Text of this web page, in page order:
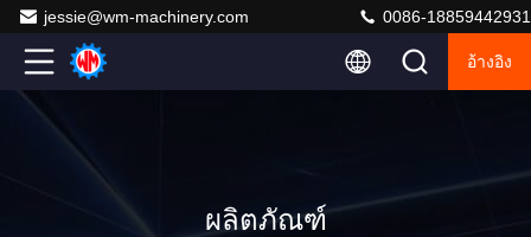
jessie@wm-machinery.com 0086-18859442931
อ้างอิง
ผลิตภัณฑ์